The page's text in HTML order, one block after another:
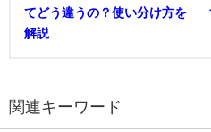
てどう違うの？使い分け方を
解説
関連キーワード